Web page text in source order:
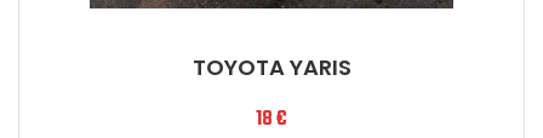
TOYOTA YARIS
18€